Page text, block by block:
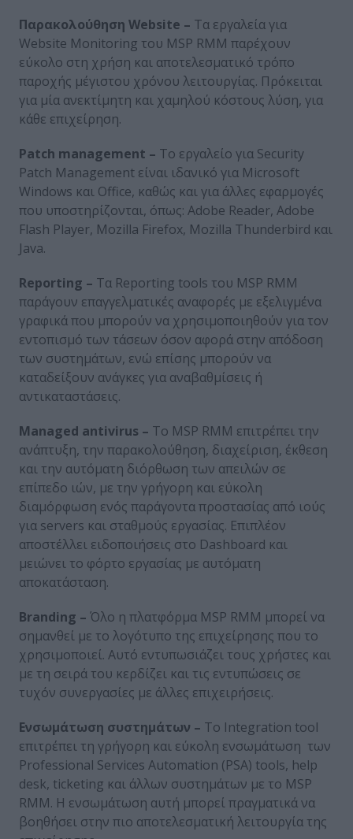
Παρακολούθηση Website – Τα εργαλεία για
Website Monitoring του MSP RMM παρέχουν
εύκολο στη χρήση και αποτελεσματικό τρόπο
παροχής μέγιστου χρόνου λειτουργίας. Πρόκειται
για μία ανεκτίμητη και χαμηλού κόστους λύση, για
κάθε επιχείρηση.
Patch management – Το εργαλείο για Security
Patch Management είναι ιδανικό για Microsoft
Windows και Office, καθώς και για άλλες εφαρμογές
που υποστηρίζονται, όπως: Adobe Reader, Adobe
Flash Player, Mozilla Firefox, Mozilla Thunderbird και
Java.
Reporting – Τα Reporting tools του MSP RMM
παράγουν επαγγελματικές αναφορές με εξελιγμένα
γραφικά που μπορούν να χρησιμοποιηθούν για τον
εντοπισμό των τάσεων όσον αφορά στην απόδοση
των συστημάτων, ενώ επίσης μπορούν να
καταδείξουν ανάγκες για αναβαθμίσεις ή
αντικαταστάσεις.
Managed antivirus – Το MSP RMM επιτρέπει την
ανάπτυξη, την παρακολούθηση, διαχείριση, έκθεση
και την αυτόματη διόρθωση των απειλών σε
επίπεδο ιών, με την γρήγορη και εύκολη
διαμόρφωση ενός παράγοντα προστασίας από ιούς
για servers και σταθμούς εργασίας. Επιπλέον
αποστέλλει ειδοποιήσεις στο Dashboard και
μειώνει το φόρτο εργασίας με αυτόματη
αποκατάσταση.
Branding – Όλο η πλατφόρμα MSP RMM μπορεί να
σημανθεί με το λογότυπο της επιχείρησης που το
χρησιμοποιεί. Αυτό εντυπωσιάζει τους χρήστες και
με τη σειρά του κερδίζει και τις εντυπώσεις σε
τυχόν συνεργασίες με άλλες επιχειρήσεις.
Ενσωμάτωση συστημάτων – Το Integration tool
επιτρέπει τη γρήγορη και εύκολη ενσωμάτωση των
Professional Services Automation (PSA) tools, help
desk, ticketing και άλλων συστημάτων με το MSP
RMM. Η ενσωμάτωση αυτή μπορεί πραγματικά να
βοηθήσει στην πιο αποτελεσματική λειτουργία της